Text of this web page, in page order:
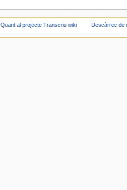
Quant al projecte Transcriu wiki Descàrrec de